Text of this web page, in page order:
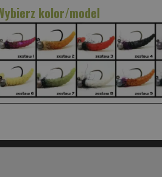
kolor/model